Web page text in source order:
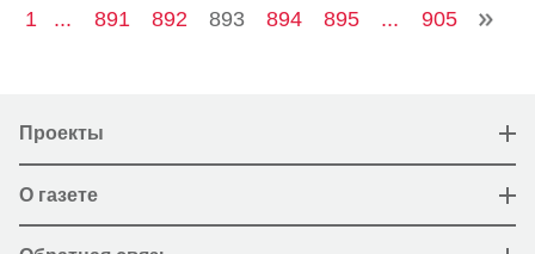
1 ... 891 892 893 894 895 ... 905
Проекты
О газете